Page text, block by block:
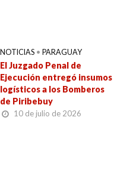
NOTICIAS • PARAGUAY
El Juzgado Penal de
Ejecución entregó insumos
logísticos a los Bomberos
de Piribebuy
10 de julio de 2026